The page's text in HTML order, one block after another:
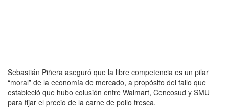
Sebastián Piñera aseguró que la libre competencia es un pilar
“moral” de la economía de mercado, a propósito del fallo que
estableció que hubo colusión entre Walmart, Cencosud y SMU
para fijar el precio de la carne de pollo fresca.